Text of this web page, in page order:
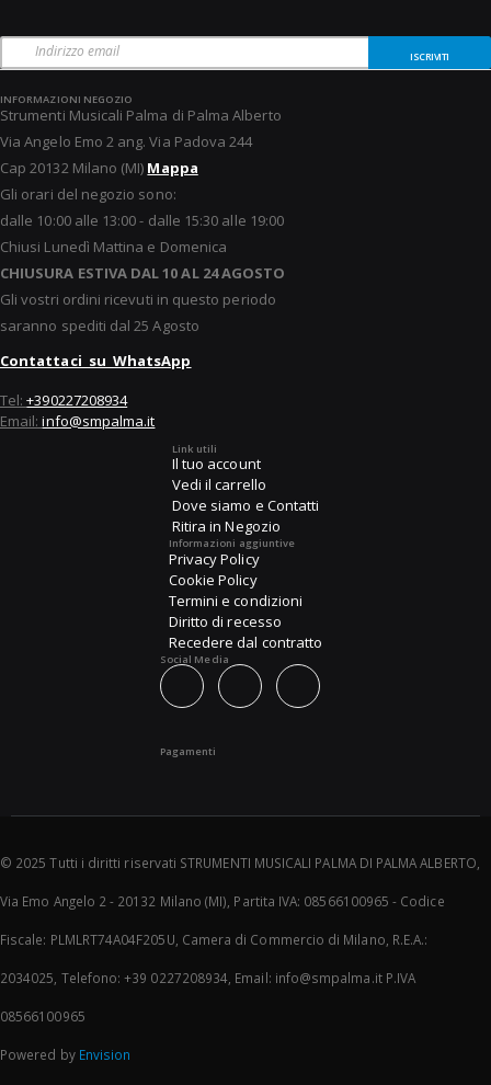
ISCRIVITI
INFORMAZIONI NEGOZIO
Strumenti Musicali Palma di Palma Alberto
Via Angelo Emo 2 ang. Via Padova 244
Cap 20132 Milano (MI) Mappa
Gli orari del negozio sono:
dalle 10:00 alle 13:00 - dalle 15:30 alle 19:00
Chiusi Lunedì Mattina e Domenica
CHIUSURA ESTIVA DAL 10 AL 24 AGOSTO
Gli vostri ordini ricevuti in questo periodo
saranno spediti dal 25 Agosto
Contattaci su WhatsApp
Tel:+390227208934
Email:info@smpalma.it
Link utili
Il tuo account
Vedi il carrello
Dove siamo e Contatti
Ritira in Negozio
Informazioni aggiuntive
Privacy Policy
Cookie Policy
Termini e condizioni
Diritto di recesso
Recedere dal contratto
Social Media
Pagamenti
© 2025 Tutti i diritti riservati STRUMENTI MUSICALI PALMA DI PALMA ALBERTO,
Via Emo Angelo 2 - 20132 Milano (MI), Partita IVA: 08566100965 - Codice
Fiscale: PLMLRT74A04F205U, Camera di Commercio di Milano, R.E.A.:
2034025, Telefono: +39 0227208934, Email: info@smpalma.it P.IVA
08566100965
Powered by Envision